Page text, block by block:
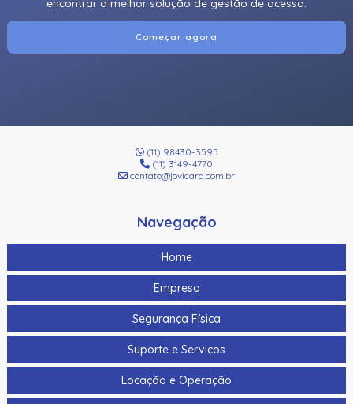
encontrar a melhor solução de gestão de acesso.
Começar agora
(11) 98430-3595
(11) 3149-4770
contato@jovicard.com.br
Navegação
Home
Empresa
Segurança Física
Suporte e Serviços
Locação e Operação